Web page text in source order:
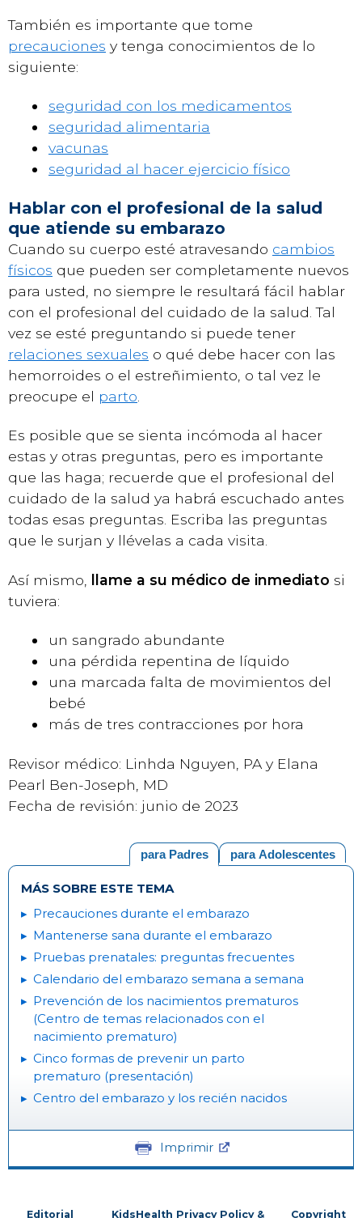
También es importante que tome
precauciones y tenga conocimientos de lo
siguiente:
seguridad con los medicamentos
seguridad alimentaria
vacunas
seguridad al hacer ejercicio físico
Hablar con el profesional de la salud
que atiende su embarazo
Cuando su cuerpo esté atravesando cambios
físicos que pueden ser completamente nuevos
para usted, no siempre le resultará fácil hablar
con el profesional del cuidado de la salud. Tal
vez se esté preguntando si puede tener
relaciones sexuales o qué debe hacer con las
hemorroides o el estreñimiento, o tal vez le
preocupe el parto
Es posible que se sienta incómoda al hacer
estas y otras preguntas, pero es importante
que las haga; recuerde que el profesional del
cuidado de la salud ya habrá escuchado antes
todas esas preguntas. Escriba las preguntas
que le surjan y llévelas a cada visita.
Así mismo, llame a su médico de inmediato si
tuviera:
un sangrado abundante
una pérdida repentina de líquido
una marcada falta de movimientos del
bebé
más de tres contracciones por hora
Revisor médico: Linhda Nguyen, PA y Elana
Pearl Ben-Joseph, MD
Fecha de revisión: junio de 2023
para Adolescentes
para Padres
MÁS SOBRE ESTE TEMA
Precauciones durante el embarazo
Mantenerse sana durante el embarazo
Pruebas prenatales: preguntas frecuentes
Calendario del embarazo semana a semana
Prevención de los nacimientos prematuros
(Centro de temas relacionados con el
nacimiento prematuro)
Cinco formas de prevenir un parto
prematuro (presentación)
Centro del embarazo y los recién nacidos
Imprimir
Editorial
KidsHealth Privacy Policy &
Copyright